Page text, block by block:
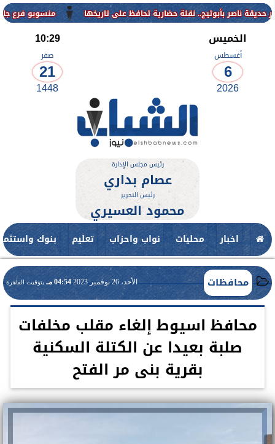
منسوبو فرع جامعة الأزهر للوجه
الخميس
أغسطس
6
2026
10:29
صفر
21
1448
رئيس مجلس الإدارة
عصام بداري
رئيس التحرير
محمود العسيري
اخبار محليات نواب واحزاب تعليم بنوك
محافظات الأحد، 26 نوفمبر 2023 04:54 مـ بتوقيت القاهرة
محافظ اسيوط إلغاء مقلب مخلفات
صلبة بعيدا عن الكتلة السكنية
بقرية بنى مر الفتح